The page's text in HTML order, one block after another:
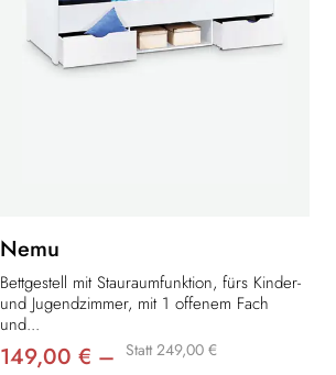
Nemu
Bettgestell mit Stauraumfunktion, fürs Kinder-
und Jugendzimmer, mit 1 offenem Fach
und...
149,00 € – Statt 249,00 €